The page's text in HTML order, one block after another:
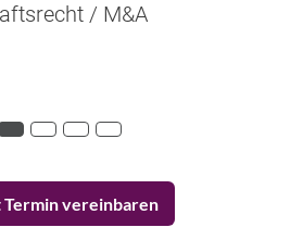
/ M&A
Termin vereinbaren